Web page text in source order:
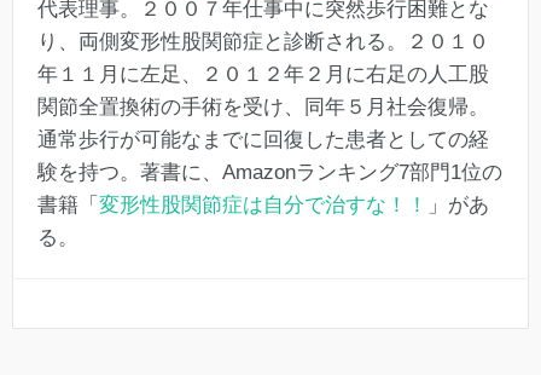
代表理事。２００７年仕事中に突然歩行困難とな
り、両側変形性股関節症と診断される。２０１０
年１１月に左足、２０１２年２月に右足の人工股
関節全置換術の手術を受け、同年５月社会復帰。
通常歩行が可能なまでに回復した患者としての経
験を持つ。著書に、Amazonランキング7部門1位の
書籍「 変形性股関節症は自分で治すな！！
」があ
る。